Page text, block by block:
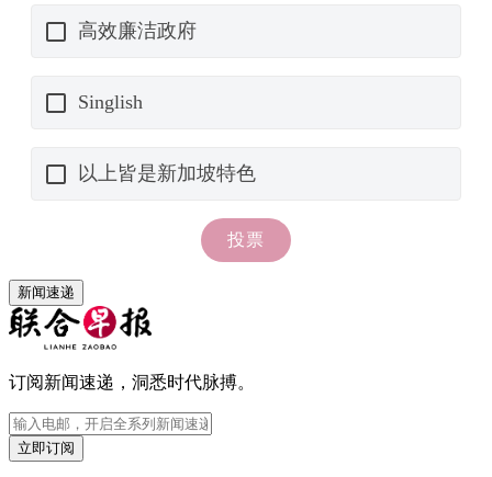
新闻速递
订阅新闻速递，洞悉时代脉搏。
立即订阅